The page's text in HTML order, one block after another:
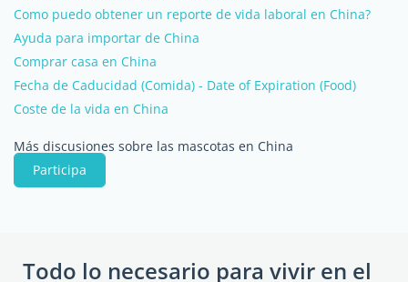
Como puedo obtener un reporte de vida laboral en China?
Ayuda para importar de China
Comprar casa en China
Fecha de Caducidad (Comida) - Date of Expiration (Food)
Coste de la vida en China
Más discusiones sobre las mascotas en China
Participa
Todo lo necesario para vivir en el